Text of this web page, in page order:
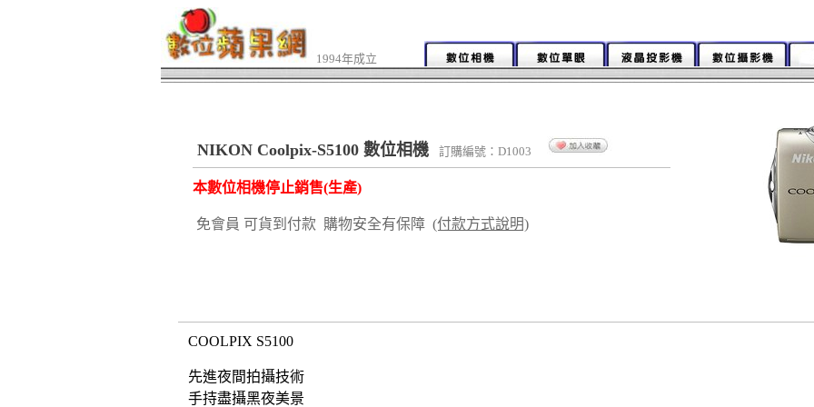
1994年成立
NIKON Coolpix-S5100 數位相機 訂購編號：D1003
本數位相機停止銷售(生產)
免會員 可貨到付款 購物安全有保障 (付款方式說明)
COOLPIX S5100
先進夜間拍攝技術
手持盡攝黑夜美景